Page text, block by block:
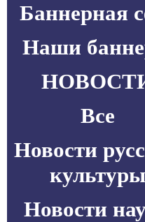
Баннерная
Наши
Все
Новости
культуры
Новости